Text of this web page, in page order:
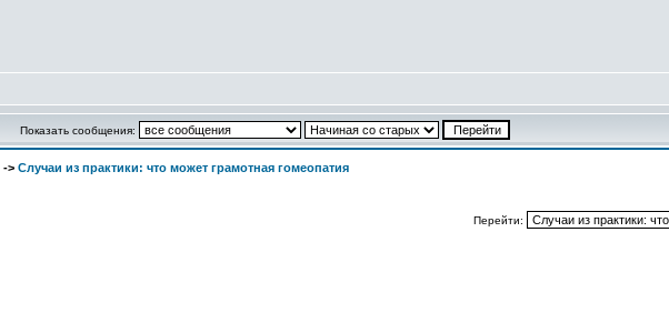
Показать сообщения:
-> Случаи из практики: что может грамотная гомеопатия
Перейти: